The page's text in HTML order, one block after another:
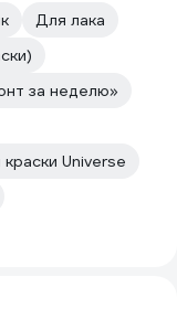
Для лака
за неделю»
Universe